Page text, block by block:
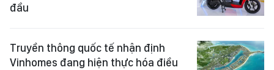
đầu
Truyền thông quốc tế nhận định
Vinhomes đang hiện thực hóa điều